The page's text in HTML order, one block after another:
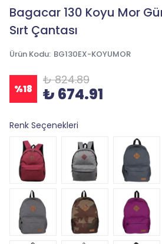
Bagacar 130 Koyu Mor
Sırt Çantası
Ürün Kodu: BG130EX-KOYUMOR
%18
₺ 824.89
₺ 674.91
Renk Seçenekleri